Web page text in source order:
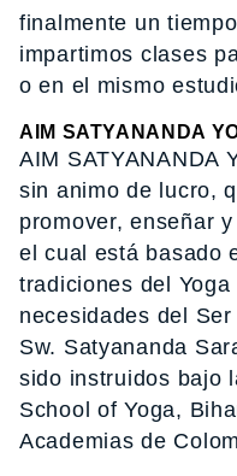
finalmente un
impartimos clases
o en el mismo
AIM SATYANANDA
AIM SATYANANDA
sin animo de lucro,
promover, enseñar
el cual está basado
tradiciones del
necesidades del
Sw. Satyananda
sido instruidos bajo
School of Yoga,
Academias de